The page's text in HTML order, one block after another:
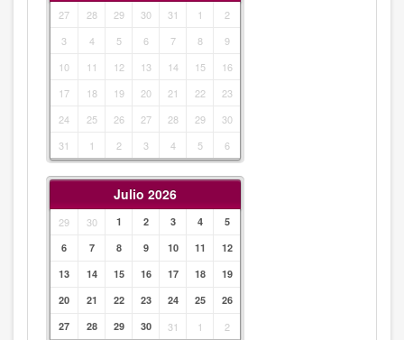
27 28 29 30 31 1
2
3
4 5 6 7 8
9
10
11 12 13 14 15
16
17
18 19 20 21 22
23
24
25 26 27 28 29
30
31
1 2 3 4 5 6
Julio 2026
29 30 1 2 3 4
5
6
7 8 9 10 11
12
13
14 15 16 17 18
19
20
21 22 23 24 25
26
27
28 29 30 31 1 2